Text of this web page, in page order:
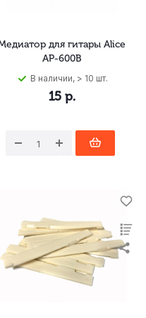
для гитары Alice
AP-600B
В наличии, > 10 шт.
15р.